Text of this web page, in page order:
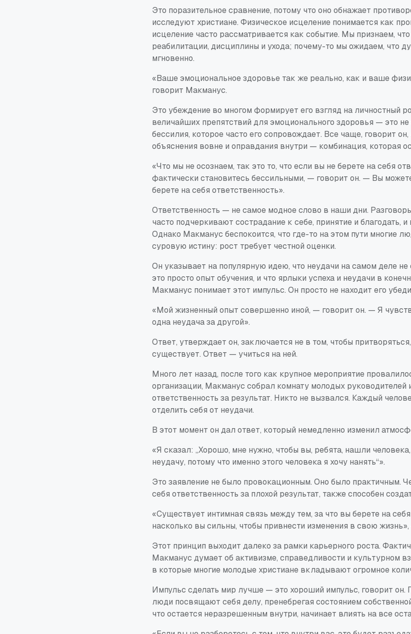
Это поразительное сравнение, потому что оно обнажает
исследуют христиане. Физическое исцеление понимается как
исцеление часто рассматривается как событие. Мы признаем,
реабилитации, дисциплины и ухода; почему-то мы ожидаем, что
мгновенно.
«Ваше эмоциональное здоровье так же реально, как и ваше
говорит Макманус.
Это убеждение во многом формирует его взгляд на личностный
величайших препятствий для эмоционального здоровья — это
бессилия, которое часто его сопровождает. Все чаще, говорит
объяснения вовне и оправдания внутри — комбинация, которая
«Что мы не осознаем, так это то, что если вы не берете на себя
фактически становитесь бессильными, — говорит он. — Вы
берете на себя ответственность».
Ответственность — не самое модное слово в наши дни.
часто подчеркивают сострадание к себе, принятие и благодать,
Однако Макманус беспокоится, что где-то на этом пути многие
суровую истину: рост требует честной оценки.
Он указывает на популярную идею, что неудачи на самом деле
это просто опыт обучения, и что ярлыки успеха и неудачи в
Макманус понимает этот импульс. Он просто не находит его
«Мой жизненный опыт совершенно иной, — говорит он. — Я
одна неудача за другой».
Ответ, утверждает он, заключается не в том, чтобы
существует. Ответ — учиться на ней.
Много лет назад, после того как крупное мероприятие
организации, Макманус собрал комнату молодых руководителей
ответственность за результат. Никто не вызвался. Каждый
отделить себя от неудачи.
В этот момент он дал ответ, который немедленно изменил
«Я сказал: „Хорошо, мне нужно, чтобы вы, ребята, нашли
неудачу, потому что именно этого человека я хочу нанять“».
Это заявление не было провокационным. Оно было практичным.
себя ответственность за плохой результат, также способен
«Существует интимная связь между тем, за что вы берете на
насколько вы сильны, чтобы привнести изменения в свою
Этот принцип выходит далеко за рамки карьерного роста.
Макманус думает об активизме, справедливости и культурном
в которые многие молодые христиане вкладывают огромное
Импульс сделать мир лучше — это хороший импульс, говорит он.
люди посвящают себя делу, пренебрегая состоянием
что остается неразрешенным внутри, начинает влиять на все